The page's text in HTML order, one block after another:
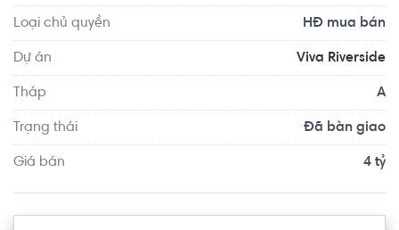
Loại chủ quyền HĐ mua bán
Dự án Viva Riverside
Tháp A
Trạng thái Đã bàn giao
Giá bán 4 tỷ